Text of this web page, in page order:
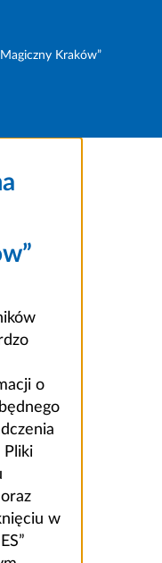
Kraków”
o
Pliki
w